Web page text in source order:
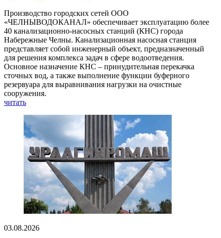
Производство городских сетей ООО
«ЧЕЛНЫВОДОКАНАЛ» обеспечивает эксплуатацию более
40 канализационно-насосных станций (КНС) города
Набережные Челны. Канализационная насосная станция
представляет собой инженерный объект, предназначенный
для решения комплекса задач в сфере водоотведения.
Основное назначение КНС – принудительная перекачка
сточных вод, а также выполнение функции буферного
резервуара для выравнивания нагрузки на очистные
сооружения.
читать
03.08.2026